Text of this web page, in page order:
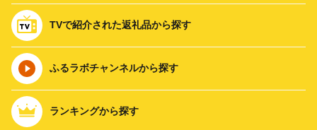
TVで紹介された返礼品から探す
ふるラボチャンネルから探す
ランキングから探す